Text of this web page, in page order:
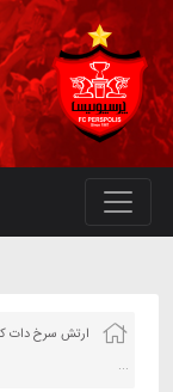
ارتش سرخ دات
...